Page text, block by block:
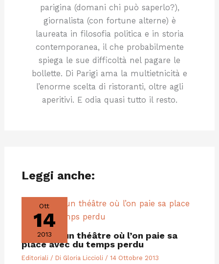
parigina (domani chi può saperlo?),
giornalista (con fortune alterne) è
laureata in filosofia politica e in storia
contemporanea, il che probabilmente
spiega le sue difficoltà nel pagare le
bollette. Di Parigi ama la multietnicità e
l’enorme scelta di ristoranti, oltre agli
aperitivi. E odia quasi tutto il resto.
Leggi anche:
Ott
14
2013
Paris est un théâtre où l’on paie sa
place avec du temps perdu
Editoriali / Di Gloria Liccioli / 14 Ottobre 2013